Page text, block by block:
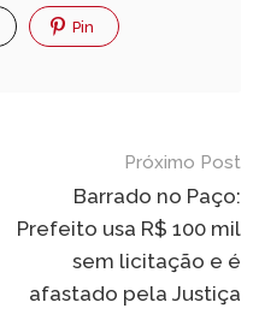
Pin
Próximo Post
Barrado no Paço:
Prefeito usa R$ 100 mil
sem licitação e é
afastado pela Justiça